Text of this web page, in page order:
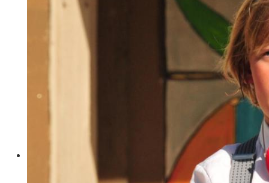
Essen und Trinken